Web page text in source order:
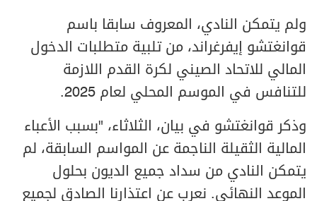
ولم يتمكن النادي، المعروف سابقا باسم
قوانغتشو إيفرغراند، من تلبية متطلبات الدخول
المالي للاتحاد الصيني لكرة القدم اللازمة
للتنافس في الموسم المحلي لعام 2025.
وذكر قوانغتشو في بيان، الثلاثاء، "بسبب الأعباء
المالية الثقيلة الناجمة عن المواسم السابقة، لم
يتمكن النادي من سداد جميع الديون بحلول
الموعد النهائي. نعرب عن اعتذارنا الصادق لجميع